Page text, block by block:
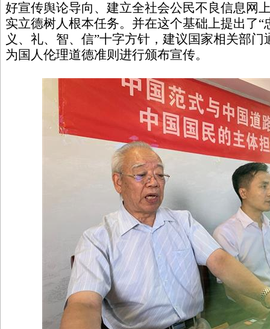
好宣传舆论导向、建立全社会公民不良信息网
实立德树人根本任务。并在这个基础上提出了
义、礼、智、信”十字方针，建议国家相关部门
为国人伦理道德准则进行颁布宣传。